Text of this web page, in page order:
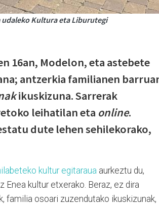
Kultura eta Liburutegi
16an, Modelon, eta astebete
antzerkia familianen
ikuskizuna. Sarrerak
leihatilan eta online.
dute lehen sehilekorako,
kultur egitaraua aurkeztu du,
kultur etxerako. Beraz, ez dira
familia osoari zuzendutako ikuskizunak,